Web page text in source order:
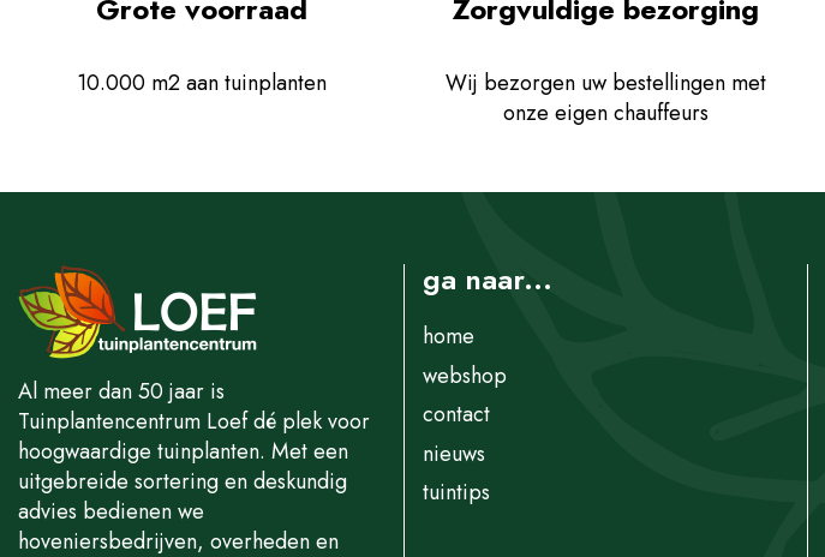
Grote voorraad
10.000 m2 aan tuinplanten
Zorgvuldige bezorging
Wij bezorgen uw bestellingen met
onze eigen chauffeurs
Al meer dan 50 jaar is
Tuinplantencentrum Loef dé plek voor
hoogwaardige tuinplanten. Met een
uitgebreide sortering en deskundig
advies bedienen we
hoveniersbedrijven, overheden en
ga naar...
home
webshop
contact
nieuws
tuintips